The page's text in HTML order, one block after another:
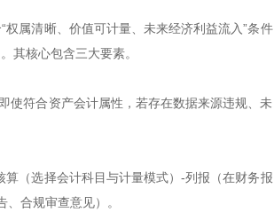
属清晰、价值可计量、未来经济利益流入”条件
其核心包含三大要素。
使符合资产会计属性，若存在数据来源违规、未
（选择会计科目与计量模式）-列报（在财务报
合规审查意见）。